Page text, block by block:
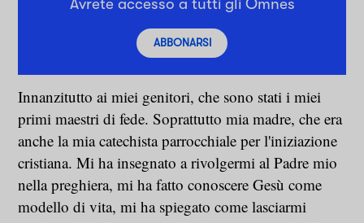
Avrete accesso a tutti gli Omnes
ABBONARSI
Innanzitutto ai miei genitori, che sono stati i miei
primi maestri di fede. Soprattutto mia madre, che era
anche la mia catechista parrocchiale per l'iniziazione
cristiana. Mi ha insegnato a rivolgermi al Padre mio
nella preghiera, mi ha fatto conoscere Gesù come
modello di vita, mi ha spiegato come lasciarmi